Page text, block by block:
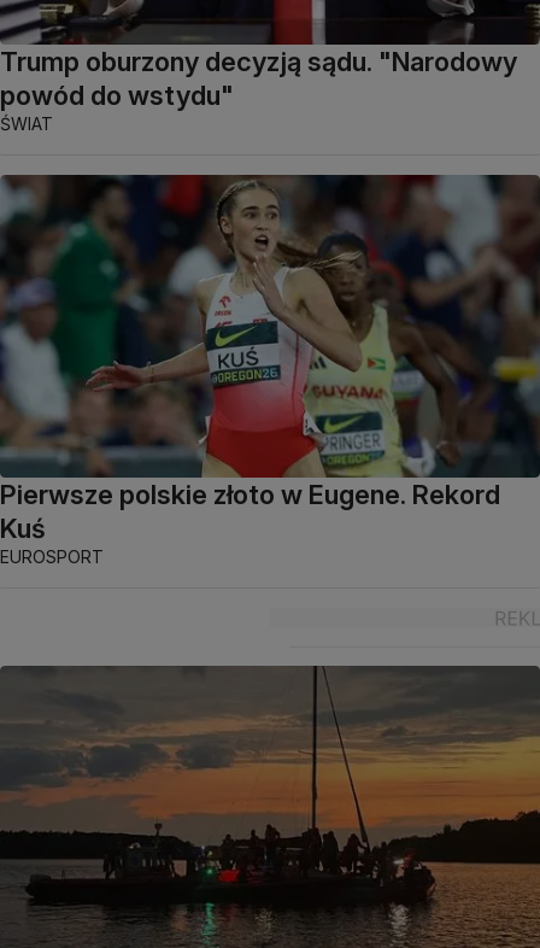
Trump oburzony decyzją sądu. "Narodowy
powód do wstydu"
ŚWIAT
Pierwsze polskie złoto w Eugene. Rekord
Kuś
EUROSPORT